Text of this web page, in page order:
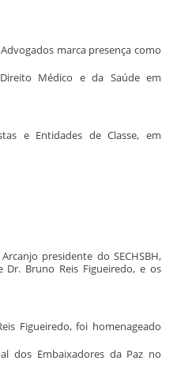
marca presença como
Médico e da Saúde em
e Entidades de Classe, em
presidente do SECHSBH,
Dr. Bruno Reis Figueiredo, e os
Figueiredo, foi homenageado
dos Embaixadores da Paz no